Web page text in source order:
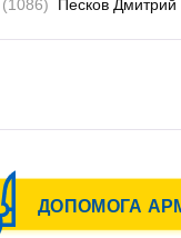
(1086) Песков Дмитрий